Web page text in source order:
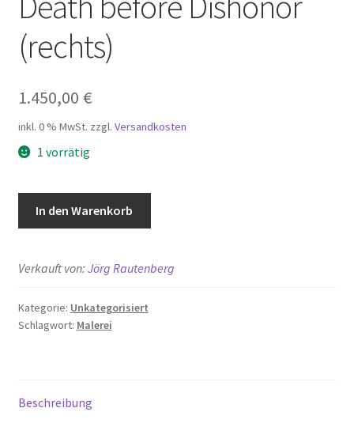
(rechts)
1.450,00 €
inkl. 0 % MwSt. zzgl. Versandkosten
1 vorrätig
(rechts)
In den Warenkorb
Verkauft von: Jörg Rautenberg
Kategorie: Unkategorisiert
Schlagwort: Malerei
Beschreibung